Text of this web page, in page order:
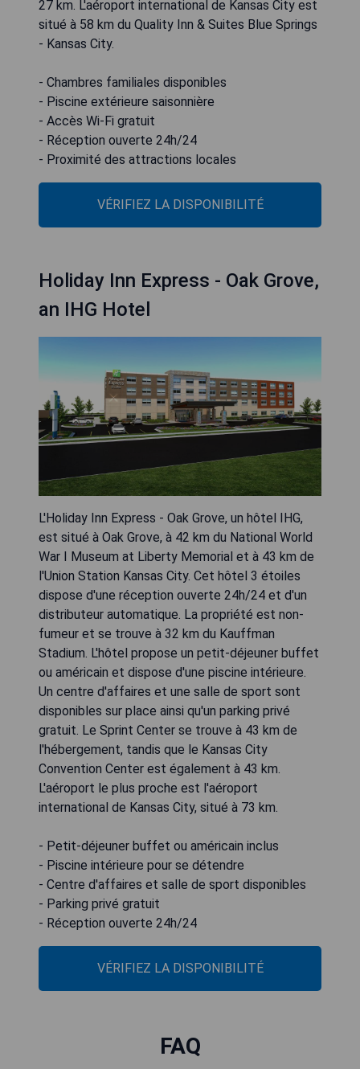
27 km. L'aéroport international de Kansas City est
situé à 58 km du Quality Inn & Suites Blue Springs
- Kansas City.
- Chambres familiales disponibles
- Piscine extérieure saisonnière
- Accès Wi-Fi gratuit
- Réception ouverte 24h/24
- Proximité des attractions locales
VÉRIFIEZ LA DISPONIBILITÉ
Holiday Inn Express - Oak Grove,
an IHG Hotel
L'Holiday Inn Express - Oak Grove, un hôtel IHG,
est situé à Oak Grove, à 42 km du National World
War I Museum at Liberty Memorial et à 43 km de
l'Union Station Kansas City. Cet hôtel 3 étoiles
dispose d'une réception ouverte 24h/24 et d'un
distributeur automatique. La propriété est non-
fumeur et se trouve à 32 km du Kauffman
Stadium. L'hôtel propose un petit-déjeuner buffet
ou américain et dispose d'une piscine intérieure.
Un centre d'affaires et une salle de sport sont
disponibles sur place ainsi qu'un parking privé
gratuit. Le Sprint Center se trouve à 43 km de
l'hébergement, tandis que le Kansas City
Convention Center est également à 43 km.
L'aéroport le plus proche est l'aéroport
international de Kansas City, situé à 73 km.
- Petit-déjeuner buffet ou américain inclus
- Piscine intérieure pour se détendre
- Centre d'affaires et salle de sport disponibles
- Parking privé gratuit
- Réception ouverte 24h/24
VÉRIFIEZ LA DISPONIBILITÉ
FAQ